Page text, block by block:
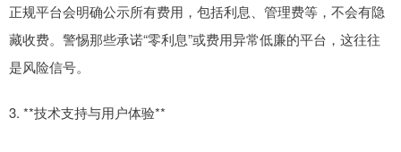
正规平台会明确公示所有费用，包括利息、管理费等，不会有隐
藏收费。警惕那些承诺“零利息”或费用异常低廉的平台，这往往
是风险信号。
3. **技术支持与用户体验**